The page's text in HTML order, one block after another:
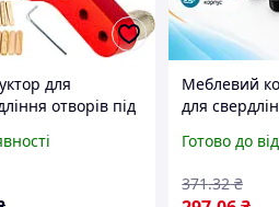
для
отворів під
Меблевий
для
алюмінієвий
Готово до
371.32 ₴